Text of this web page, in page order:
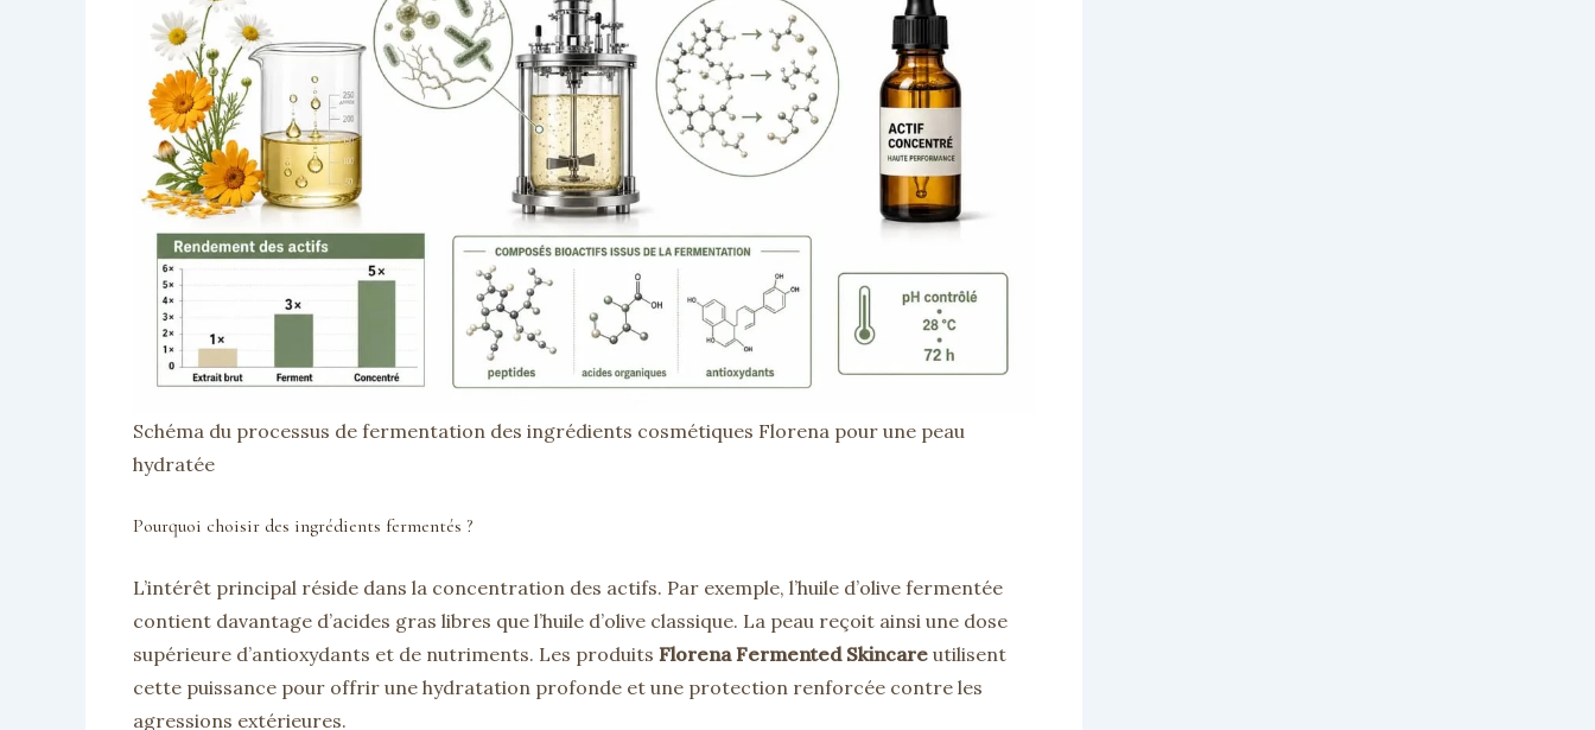
Schéma du processus de fermentation des ingrédients cosmétiques Florena pour une peau
hydratée
Pourquoi choisir des ingrédients fermentés ?
L’intérêt principal réside dans la concentration des actifs. Par exemple, l’huile d’olive fermentée
contient davantage d’acides gras libres que l’huile d’olive classique. La peau reçoit ainsi une dose
supérieure d’antioxydants et de nutriments. Les produits Florena Fermented Skincare utilisent
cette puissance pour offrir une hydratation profonde et une protection renforcée contre les
agressions extérieures.